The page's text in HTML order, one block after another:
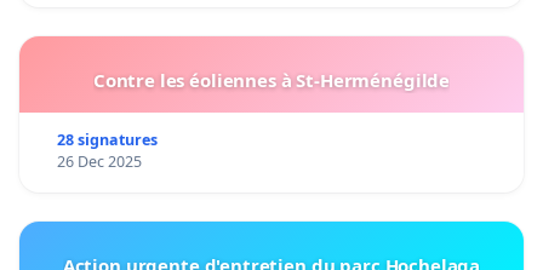
Contre les éoliennes à St-Herménégilde
28 signatures
26 Dec 2025
Action urgente d'entretien du parc Hochelaga